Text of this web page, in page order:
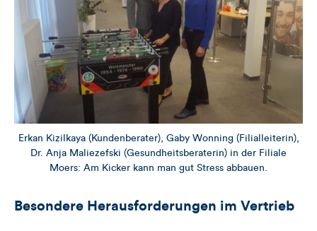
Erkan Kizilkaya (Kundenberater), Gaby Wonning (Filialleiterin),
Dr. Anja Maliezefski (Gesundheitsberaterin) in der Filiale
Moers: Am Kicker kann man gut Stress abbauen.
Besondere Herausforderungen im Vertrieb